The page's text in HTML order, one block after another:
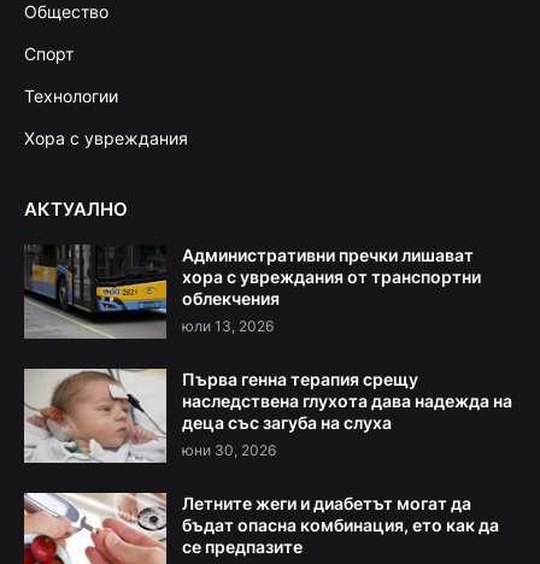
Общество
Спорт
Технологии
Хора с увреждания
АКТУАЛНО
Административни пречки лишават
хора с увреждания от транспортни
облекчения
юли 13, 2026
Първа генна терапия срещу
наследствена глухота дава надежда на
деца със загуба на слуха
юни 30, 2026
Летните жеги и диабетът могат да
бъдат опасна комбинация, ето как да
се предпазите